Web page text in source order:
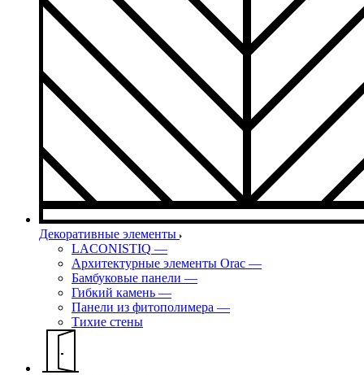
Декоративные элементы
LACONISTIQ —
Архитектурные элементы Orac —
Бамбуковые панели —
Гибкий камень —
Панели из фитополимера —
Тихие стены